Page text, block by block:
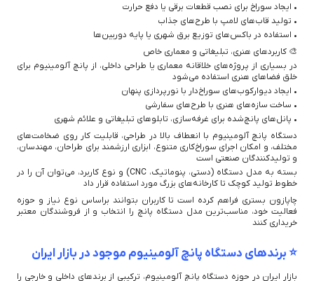
• ایجاد سوراخ برای نصب قطعات برقی یا دفع حرارت
• تولید قاب‌های لامپ با طرح‌های جذاب
• استفاده در باکس‌های توزیع برق شهری یا پایه دوربین‌ها
🎨 کاربردهای هنری، تبلیغاتی و معماری خاص
در بسیاری از پروژه‌های خلاقانه معماری یا طراحی داخلی، از پانچ آلومینیوم برای
خلق فضاهای هنری استفاده می‌شود
• ایجاد دیوارکوب‌های سوراخ‌دار با نورپردازی پنهان
• ساخت سازه‌های هنری با طرح‌های سفارشی
• پانل‌های پانچ‌شده برای غرفه‌سازی، تابلوهای تبلیغاتی و علائم شهری
دستگاه پانچ آلومینیوم با انعطاف بالا در طراحی، قابلیت کار روی ضخامت‌های
مختلف، و امکان اجرای سوراخ‌کاری متنوع، ابزاری ارزشمند برای طراحان، مهندسان،
و تولیدکنندگان صنعتی است
بسته به مدل دستگاه (دستی، پنوماتیک، CNC) و نوع کاربرد، می‌توان آن را در
خطوط تولید کوچک تا کارخانه‌های بزرگ مورد استفاده قرار داد
چاپازون بستری فراهم کرده است تا کاربران بتوانند براساس نوع نیاز و حوزه
فعالیت خود، مناسب‌ترین مدل دستگاه پانچ را انتخاب و از فروشندگان معتبر
خریداری کنند
⭐ برندهای دستگاه پانچ آلومینیوم موجود در بازار ایران
بازار ایران در حوزه دستگاه پانچ آلومینیوم، ترکیبی از برندهای داخلی و خارجی را